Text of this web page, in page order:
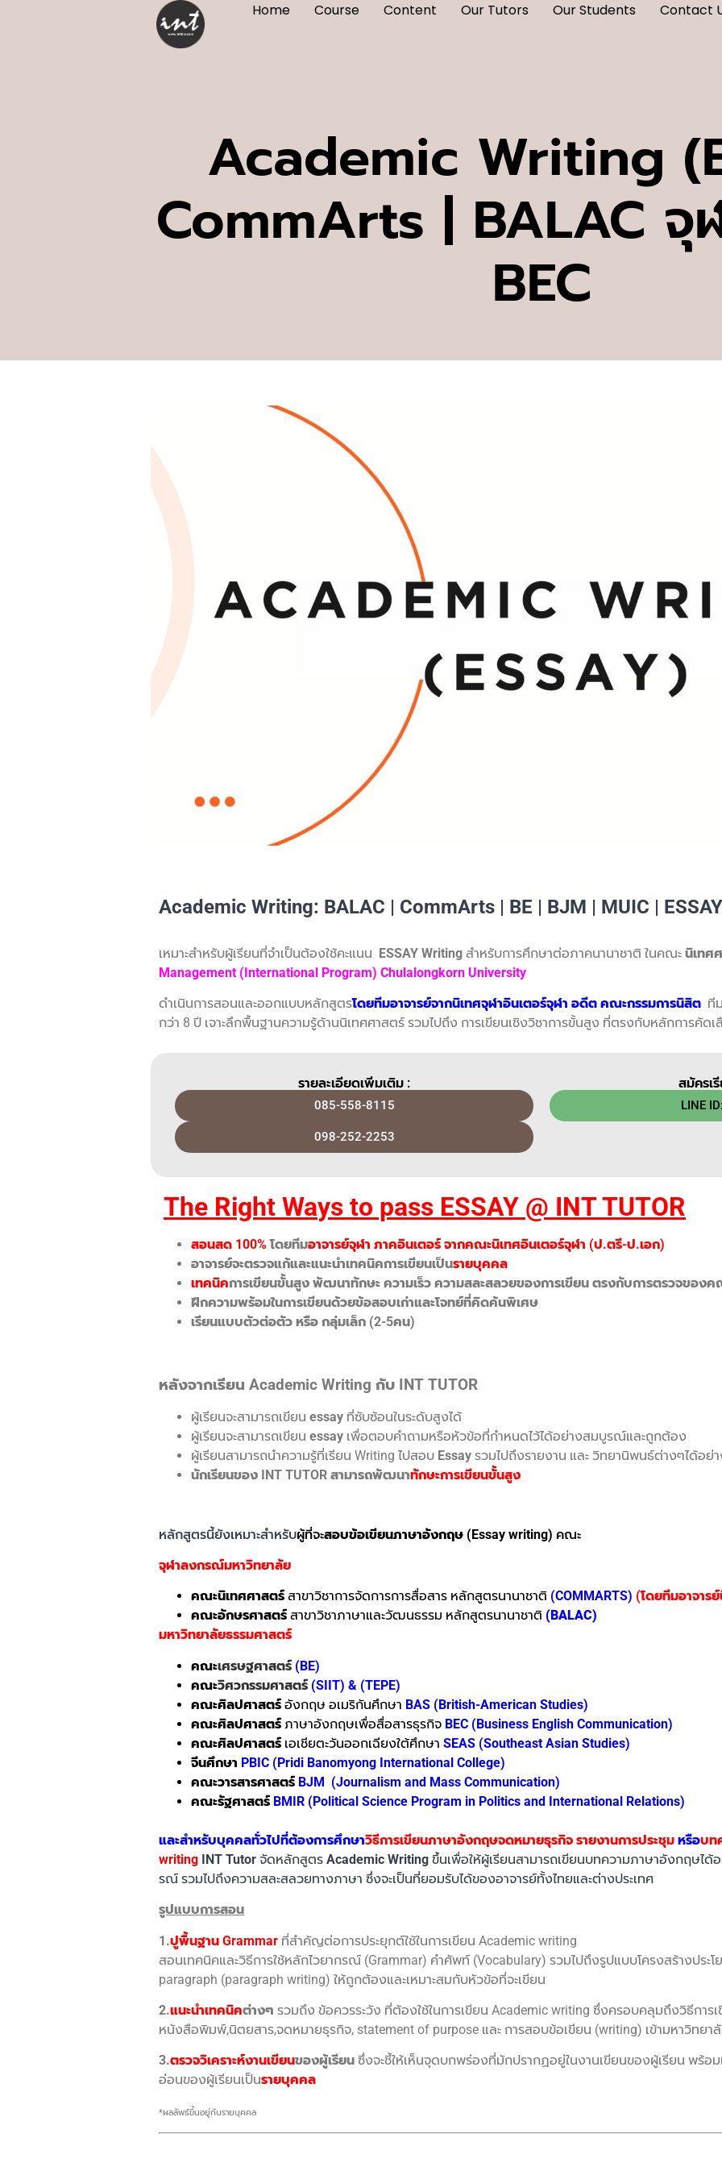
Home Course Content Our Tutors Our Students Contact
Academic Writing
CommArts | BALAC จุ
BEC
Academic Writing: BALAC | CommArts | BE | BJM | MUIC | ESSAY
เหมาะสำหรับผู้เรียนที่จำเป็นต้องใช้คะแนน ESSAY Writing สำหรับการศึกษาต่อภาคนานาชาติ ในคณะ นิเทศ
Management (International Program) Chulalongkorn University
ดำเนินการสอนและออกแบบหลักสูตรโดยทีมอาจารย์จากนิเทศจุฬาอินเตอร์จุฬา อดีต คณะกรรมการนิสิต ที
กว่า 8 ปี เจาะลึกพื้นฐานความรู้ด้านนิเทศศาสตร์ รวมไปถึง การเขียนเชิงวิชาการขั้นสูง ที่ตรงกับหลักการคัด
รายละเอียดเพิ่มเติม :
085-558-8115
098-252-2253
สมัครเ
LINE
The Right Ways to pass ESSAY @ INT TUTOR
สอนสด 100%โดยทีมอาจารย์จุฬา ภาคอินเตอร์ จากคณะนิเทศอินเตอร์จุฬา (ป.ตรี-ป.เอก)
อาจารย์จะตรวจแก้และแนะนำเทคนิคการเขียนเป็นรายบุคคล
เทคนิคการเขียนขั้นสูง พัฒนาทักษะ ความเร็ว ความสละสลวยของการเขียน ตรงกับการตรวจของค
ฝึกความพร้อมในการเขียนด้วยข้อสอบเก่าและโจทย์ที่คิดค้นพิเศษ
เรียนแบบตัวต่อตัว หรือ กลุ่มเล็ก (2-5คน)
หลังจากเรียน Academic Writing กับ INT TUTOR
ผู้เรียนจะสามารถเขียน essay ที่ซับซ้อนในระดับสูงได้
ผู้เรียนจะสามารถเขียน essay เพื่อตอบคำถามหรือหัวข้อที่กำหนดไว้ได้อย่างสมบูรณ์และถูกต้อง
ผู้เรียนสามารถนำความรู้ที่เรียน Writing ไปสอบ Essay รวมไปถึงรายงาน และ วิทยานิพนธ์ต่างๆได้อย่
นักเรียนของ INT TUTOR สามารถพัฒนาทักษะการเขียนขั้นสูง
หลักสูตรนี้ยังเหมาะสำหรับผู้ที่จะสอบข้อเขียนภาษาอังกฤษ (Essay writing) คณะ
จุฬาลงกรณ์มหาวิทยาลัย
คณะนิเทศศาสตร์ สาขาวิชาการจัดการการสื่อสาร หลักสูตรนานาชาติ (COMMARTS) (โดยทีมอาจาร
คณะอักษรศาสตร์ สาขาวิชาภาษาและวัฒนธรรม หลักสูตรนานาชาติ (BALAC)
มหาวิทยาลัยธรรมศาสตร์
คณะเศรษฐศาสตร์ (BE)
คณะวิศวกรรมศาสตร์ (SIIT) & (TEPE)
คณะศิลปศาสตร์ อังกฤษ อเมริกันศึกษา BAS (British-American Studies)
คณะศิลปศาสตร์ ภาษาอังกฤษเพื่อสื่อสารธุรกิจ BEC (Business English Communication)
คณะศิลปศาสตร์ เอเชียตะวันออกเฉียงใต้ศึกษา SEAS (Southeast Asian Studies)
จีนศึกษา PBIC (Pridi Banomyong International College)
คณะวารสารศาสตร์ BJM (Journalism and Mass Communication)
คณะรัฐศาสตร์ BMIR (Political Science Program in Politics and International Relations)
และสำหรับบุคคลทั่วไปที่ต้องการศึกษาวิธีการเขียนภาษาอังกฤษจดหมายธุรกิจ รายงานการประชุม หรือบท
writing INT Tutor จัดหลักสูตร Academic Writing ขึ้นเพื่อให้ผู้เรียนสามารถเขียนบทความภาษาอังกฤษ
รณ์ รวมไปถึงความสละสลวยทางภาษา ซึ่งจะเป็นที่ยอมรับได้ของอาจารย์ทั้งไทยและต่างประเทศ
รูปแบบการสอน
1.ปูพื้นฐาน Grammar ที่สำคัญต่อการประยุกต์ใช้ในการเขียน Academic writing
สอนเทคนิคและวิธีการใช้หลักไวยากรณ์ (Grammar) คำศัพท์ (Vocabulary) รวมไปถึงรูปแบบโครงสร้างประโ
paragraph (paragraph writing) ให้ถูกต้องและเหมาะสมกับหัวข้อที่จะเขียน
2.แนะนำเทคนิคต่างๆ รวมถึง ข้อควรระวัง ที่ต้องใช้ในการเขียน Academic writing ซึ่งครอบคลุมถึงวิธีการเ
หนังสือพิมพ์,นิตยสาร,จดหมายธุรกิจ, statement of purpose และ การสอบข้อเขียน (writing) เข้ามหาวิทยาลั
3.ตรวจวิเคราะห์งานเขียนของผู้เรียน ซึ่งจะชี้ให้เห็นจุดบกพร่องที่มักปรากฏอยู่ในงานเขียนของผู้เรียน พร้อม
อ่อนของผู้เรียนเป็นรายบุคคล
*ผลลัพธ์ขึ้นอยู่กับรายบุคคล